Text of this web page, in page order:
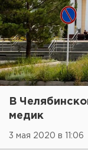
В
медик
3 мая 2020 в 11:06